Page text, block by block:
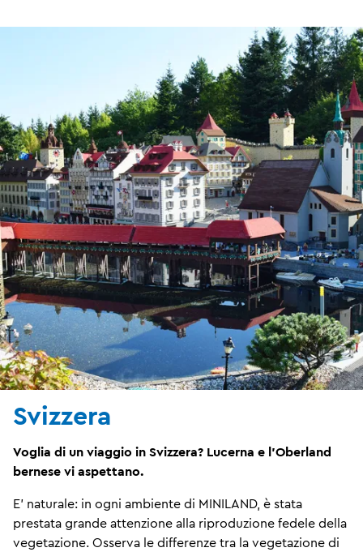
Svizzera
Voglia di un viaggio in Svizzera? Lucerna e l'Oberland
bernese vi aspettano.
E' naturale: in ogni ambiente di MINILAND, è stata
prestata grande attenzione alla riproduzione fedele della
vegetazione. Osserva le differenze tra la vegetazione di